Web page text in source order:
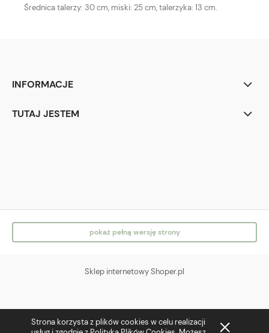
Strona korzysta z plików cookies w celu realizacji
Średnica talerzy: 30 cm, miski: 25 cm, talerzyka: 13 cm.
INFORMACJE
TUTAJ JESTEM
pokaż pełną wersję strony
Sklep internetowy Shoper.pl